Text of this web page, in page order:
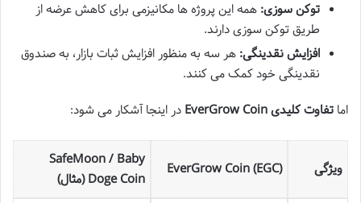
توکن سوزی: همه این پروژه ها مکانیزمی برای کاهش عرضه از
طریق توکن سوزی دارند.
افزایش نقدینگی: هر سه به منظور افزایش ثبات بازار، به صندوق
نقدینگی خود کمک می کنند.
اما تفاوت کلیدی EverGrow Coin در اینجا آشکار می شود:
ویژگی EverGrow Coin (EGC)
SafeMoon / Baby
Doge Coin (مثال)